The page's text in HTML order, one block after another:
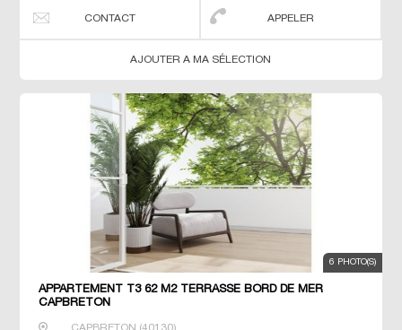
CONTACT APPELER
AJOUTER A MA SÉLECTION
6 PHOTO(S)
APPARTEMENT T3 62 M2 TERRASSE BORD DE MER
CAPBRETON
CAPBRETON (40130)